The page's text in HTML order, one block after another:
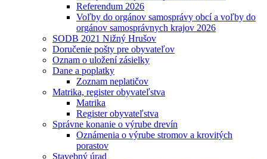
Referendum 2026
Voľby do orgánov samosprávy obcí a voľby do
orgánov samosprávnych krajov 2026
SODB 2021 Nižný Hrušov
Doručenie pošty pre obyvateľov
Oznam o uložení zásielky
Dane a poplatky
Zoznam neplatičov
Matrika, register obyvateľstva
Matrika
Register obyvateľstva
Správne konanie o výrube drevín
Oznámenia o výrube stromov a krovitých
porastov
Stavebný úrad